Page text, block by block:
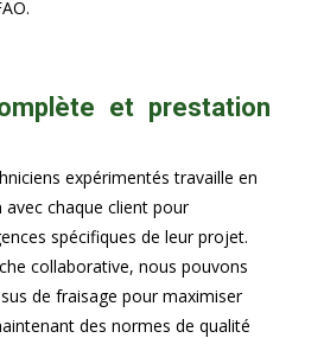
et prestation
expérimentés travaille en
chaque client pour
spécifiques de leur projet.
collaborative, nous pouvons
de fraisage pour maximiser
des normes de qualité